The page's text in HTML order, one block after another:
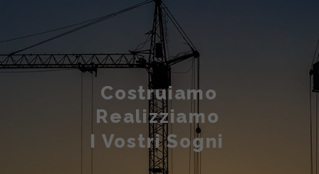
Costruiamo
Realizziamo
I Vostri Sogni